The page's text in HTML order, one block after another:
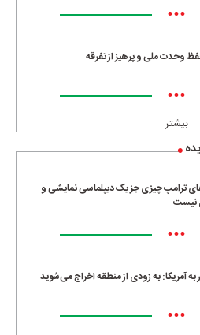
•••
وحدت ملی و پرهیز از تفرقه
•••
بیشتر
ترامپ چیزی جز یک دیپلماسی نمایشی و
نیست
•••
آمریکا: به زودی از منطقه اخراج می‌شوید
•••